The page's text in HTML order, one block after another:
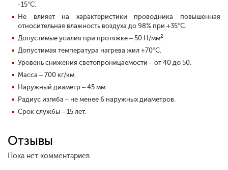
-15°С.
Не влияет на характеристики проводника повышенная
относительная влажность воздуха до 98% при +35°С.
Допустимые усилия при протяжке – 50 Н/мм2.
Допустимая температура нагрева жил +70°С.
Уровень снижения светопроницаемости – от 40 до 50.
Масса – 700 кг/км.
Наружный диаметр – 45 мм.
Радиус изгиба – не менее 6 наружных диаметров.
Срок службы – 15 лет.
Отзывы
Пока нет комментариев